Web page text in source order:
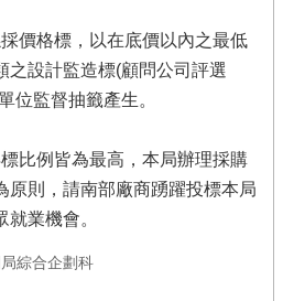
價格標，以在底價以內之最低
之設計監造標(顧問公司評選
位監督抽籤產生。
比例皆為最高，本局辦理採購
原則，請南部廠商踴躍投標本局
業機會。
綜合企劃科